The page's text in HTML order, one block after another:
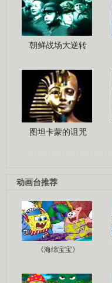
朝鲜战场大逆转
图坦卡蒙的诅咒
动画台推荐
《海绵宝宝》